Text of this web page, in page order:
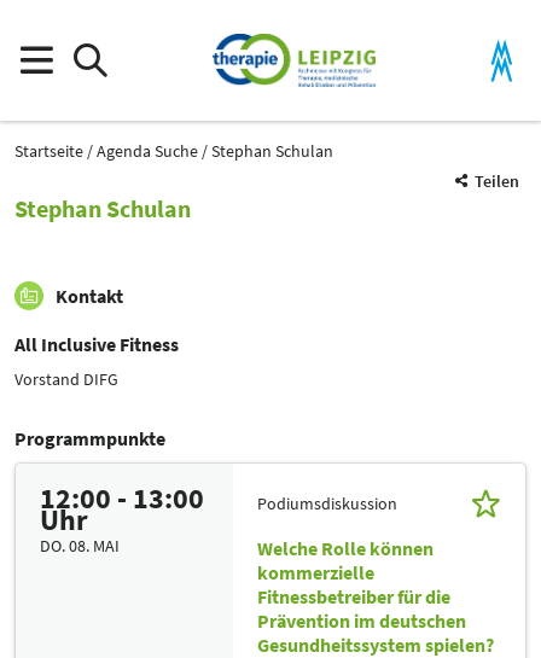
Startseite Agenda Suche
Stephan Schulan
Teilen
Stephan Schulan
Kontakt
All Inclusive Fitness
Vorstand DIFG
Programmpunkte
12:00 - 13:00
Uhr
DO. 08. MAI
Podiumsdiskussion
Welche Rolle können
kommerzielle
Fitnessbetreiber für die
Prävention im deutschen
Gesundheitssystem spielen?